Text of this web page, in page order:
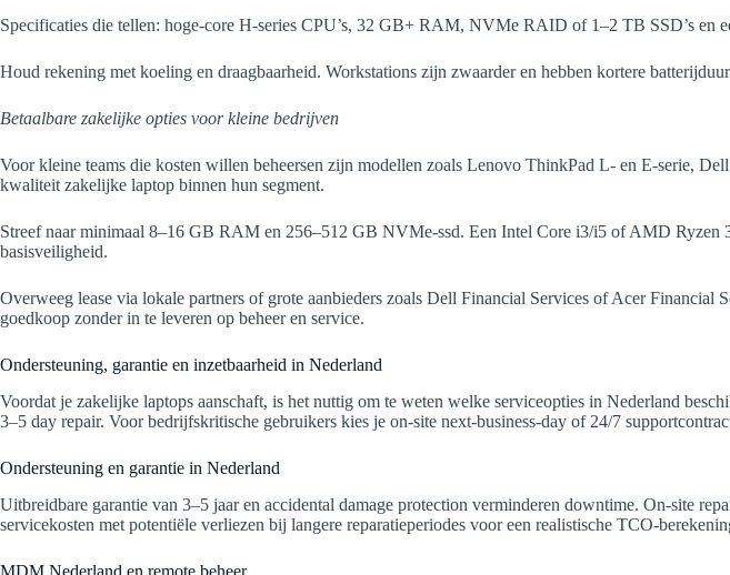
Specificaties die tellen: hoge-core H-series CPU’s, 32 GB+ RAM, NVMe RAID of 1–2 TB SSD’s
Houd rekening met koeling en draagbaarheid. Workstations zijn zwaarder en hebben kortere
Betaalbare zakelijke opties voor kleine bedrijven
Voor kleine teams die kosten willen beheersen zijn modellen zoals Lenovo ThinkPad L- en E-serie,
kwaliteit zakelijke laptop binnen hun segment.
Streef naar minimaal 8–16 GB RAM en 256–512 GB NVMe-ssd. Een Intel Core i3/i5 of AMD
basisveiligheid.
Overweeg lease via lokale partners of grote aanbieders zoals Dell Financial Services of Acer
goedkoop zonder in te leveren op beheer en service.
Ondersteuning, garantie en inzetbaarheid in Nederland
Voordat je zakelijke laptops aanschaft, is het nuttig om te weten welke serviceopties in Nederland
3–5 day repair. Voor bedrijfskritische gebruikers kies je on-site next-business-day of 24/7
Ondersteuning en garantie in Nederland
Uitbreidbare garantie van 3–5 jaar en accidental damage protection verminderen downtime. On-site
servicekosten met potentiële verliezen bij langere reparatieperiodes voor een realistische TCO-
MDM Nederland en remote beheer